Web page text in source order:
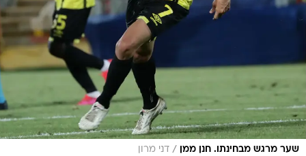
שער מרגש מבחינתו. חנן ממן / דני מרון